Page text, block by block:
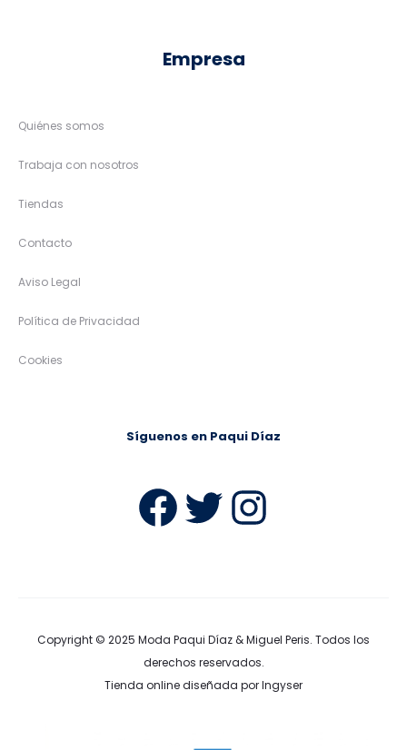
Empresa
Quiénes somos
Trabaja con nosotros
Tiendas
Contacto
Aviso Legal
Política de Privacidad
Cookies
Síguenos en Paqui Díaz
Facebook
Twitter
Copyright © 2025 Moda Paqui Díaz & Miguel Peris. Todos los
derechos reservados.
Tienda online diseñada por Ingyser